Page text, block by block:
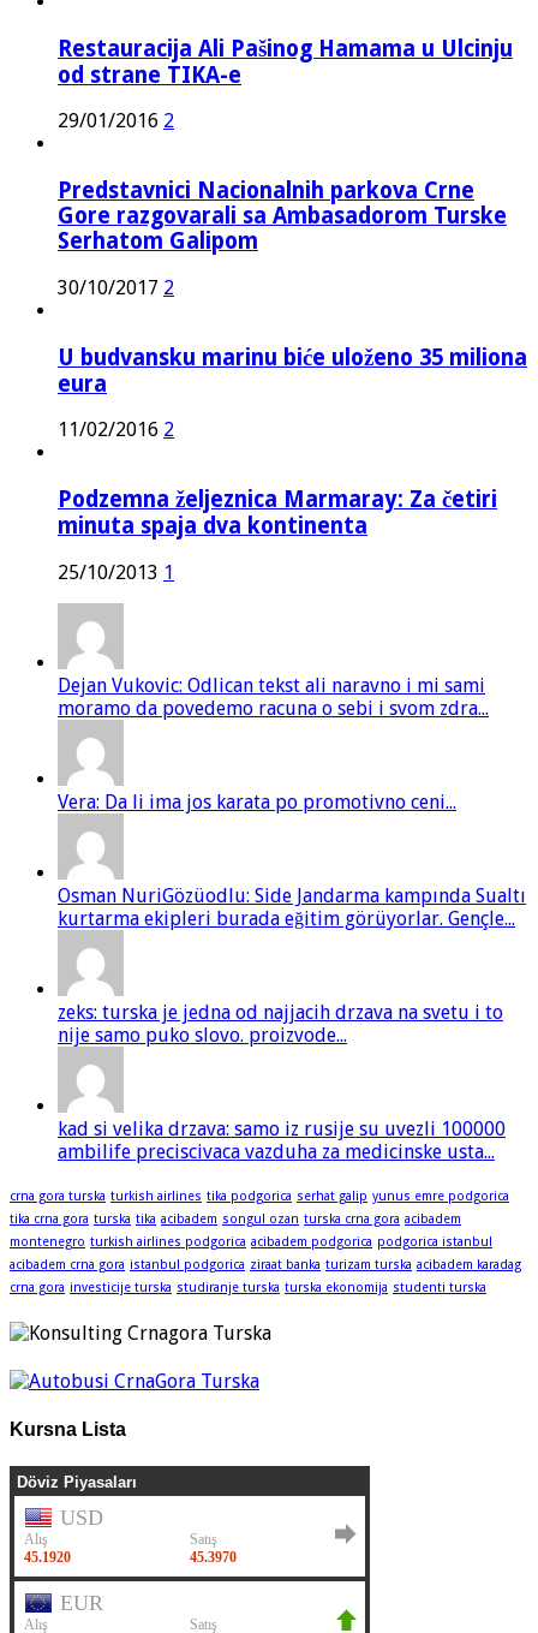
Restauracija Ali Pašinog Hamama u Ulcinju
od strane TIKA-e
29/01/2016 2
Predstavnici Nacionalnih parkova Crne
Gore razgovarali sa Ambasadorom Turske
Serhatom Galipom
30/10/2017 2
U budvansku marinu biće uloženo 35 miliona
eura
11/02/2016 2
Podzemna željeznica Marmaray: Za četiri
minuta spaja dva kontinenta
25/10/2013 1
Dejan Vukovic: Odlican tekst ali naravno i mi sami
moramo da povedemo racuna o sebi i svom zdra...
Vera: Da li ima jos karata po promotivno ceni...
Osman NuriGözüodlu: Side Jandarma kampında Sualtı
kurtarma ekipleri burada eğitim görüyorlar. Gençle...
zeks: turska je jedna od najjacih drzava na svetu i to
nije samo puko slovo. proizvode...
kad si velika drzava: samo iz rusije su uvezli 100000
ambilife preciscivaca vazduha za medicinske usta...
crna gora turska turkish airlines tika podgorica serhat galip yunus emre podgorica
tika crna gora turska tika acibadem songul ozan turska crna gora acibadem
montenegro turkish airlines podgorica acibadem podgorica podgorica istanbul
acibadem crna gora istanbul podgorica ziraat banka turizam turska acibadem karadag
crna gora investicije turska studiranje turska turska ekonomija studenti turska
Kursna Lista